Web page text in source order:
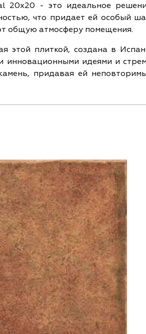
- это идеальное
что придает ей особый
общую атмосферу помещения.
этой плиткой, создана в
инновационными идеями и
придавая ей